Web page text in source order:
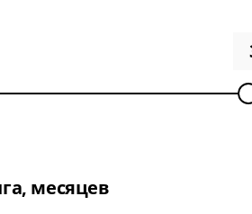
месяцев